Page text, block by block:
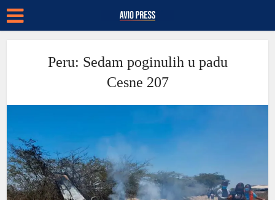
Peru: Sedam poginulih u padu
Cesne 207